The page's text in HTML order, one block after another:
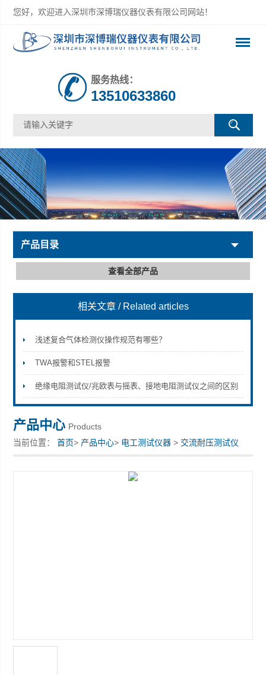
您好，欢迎进入深圳市深博瑞仪器仪表有限公司网站！
深圳市深博瑞仪器仪表有限公司
服务热线：
13510633860
产品目录
查看全部产品
相关文章 / Related articles
浅述复合气体检测仪操作规范有哪些？
TWA报警和STEL报警
绝缘电阻测试仪/兆欧表与摇表、接地电阻测试仪之间的区别
产品中心 Products
当前位置：首页> 产品中心> 电工测试仪器 > 交流耐压测试仪